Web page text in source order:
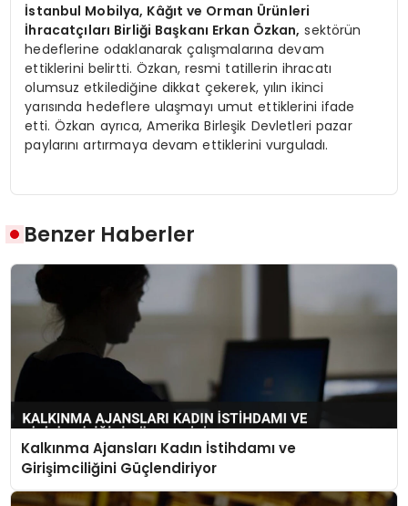
İstanbul Mobilya, Kâğıt ve Orman Ürünleri
İhracatçıları Birliği Başkanı Erkan Özkan, sektörün
hedeflerine odaklanarak çalışmalarına devam
ettiklerini belirtti. Özkan, resmi tatillerin ihracatı
olumsuz etkilediğine dikkat çekerek, yılın ikinci
yarısında hedeflere ulaşmayı umut ettiklerini ifade
etti. Özkan ayrıca, Amerika Birleşik Devletleri pazar
paylarını artırmaya devam ettiklerini vurguladı.
Benzer Haberler
Kalkınma Ajansları Kadın İstihdamı ve
Girişimciliğini Güçlendiriyor